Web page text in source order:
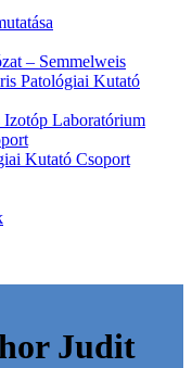
– Semmelweis
Patológiai Kutató
Laboratórium
Kutató Csoport
Judit